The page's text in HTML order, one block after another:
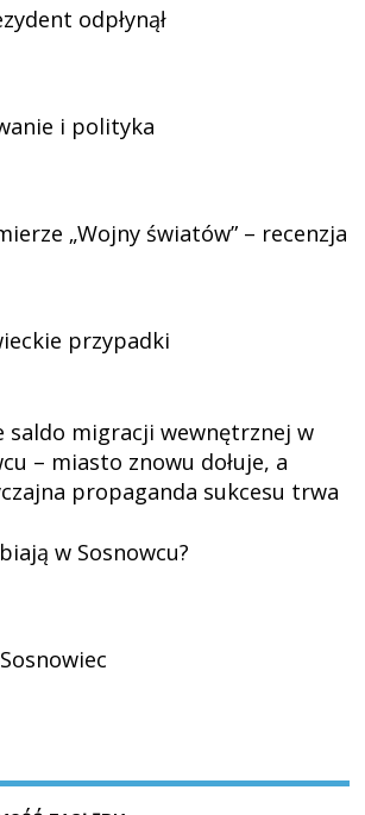
odpłynął
i polityka
„Wojny światów” – recenzja
przypadki
saldo migracji wewnętrznej w
– miasto znowu dołuje, a
propaganda sukcesu trwa
w Sosnowcu?